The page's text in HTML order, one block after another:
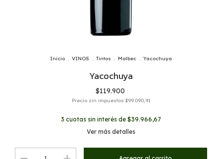
Inicio . VINOS . Tintos . Malbec . Yacochuya
Yacochuya
$119.900
Precio sin impuestos $99.090,91
3 cuotas sin interés de $39.966,67
Ver más detalles